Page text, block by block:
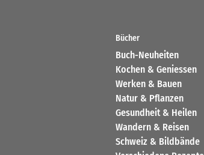
Bücher
Buch-Neuheiten
Kochen & Geniessen
Werken & Bauen
Natur & Pflanzen
Gesundheit & Heilen
Wandern & Reisen
Schweiz & Bildbände